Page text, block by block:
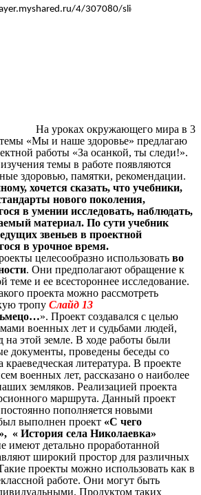
На уроках окружающего мира в 3
«Мы и наше здоровье» предлагаю
работы «За осанкой, ты следи!».
темы в работе появляются
здоровью, памятки, рекомендации.
хочется сказать, что учебники,
нового поколения,
в умении исследовать, наблюдать,
материал. По сути учебник
звеньев в проектной
в урочное время.
целесообразно использовать во
. Они предполагают обращение к
теме и ее всестороннее исследование.
проекта можно рассмотреть
тропу Слайд 13
». Проект создавался с целью
военных лет и судьбами людей,
на этой земле. В ходе работы были
документы, проведены беседы со
литература. В проекте
военных лет, рассказано о наиболее
земляков. Реализацией проекта
маршрута. Данный проект
пополняется новыми
выполнен проект «С чего
« История села Николаевка»
имеют детально проработанной
широкий простор для различных
проекты можно использовать как в
работе. Они могут быть
Продуктом таких